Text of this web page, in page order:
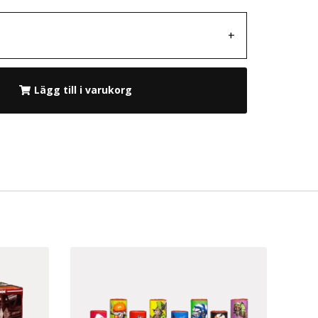
+
Lägg till i varukorg